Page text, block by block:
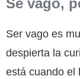
Ser vago es
despierta la
está cuando el